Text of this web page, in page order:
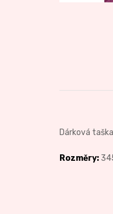
Dárková taška
Rozměry: